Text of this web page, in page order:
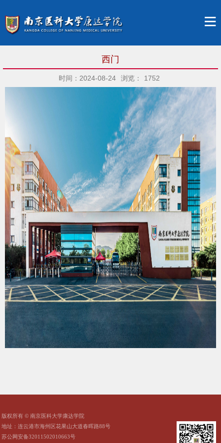
西门
时间：2024-08-24 浏览： 1752
版权所有 © 南京医科大学康达学院
地址：连云港市海州区花果山大道春晖路88号
苏公网安备32011502010663号